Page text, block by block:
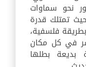
نحو سماوات
تمتلك قدرة
فلسفية،
في كل مكان
بديعة بطلها